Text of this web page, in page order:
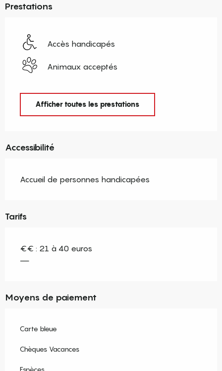
Prestations
Accès handicapés
Animaux acceptés
Afficher toutes les prestations
Accessibilité
Accueil de personnes handicapées
Tarifs
€€ : 21 à 40 euros
—
Moyens de paiement
Carte bleue
Chèques Vacances
Espèces